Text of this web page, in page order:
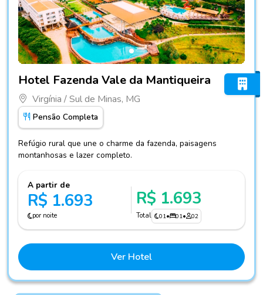
Hotel Fazenda Vale da Mantiqueira
Virgínia / Sul de Minas, MG
Pensão Completa
Refúgio rural que une o charme da fazenda, paisagens
montanhosas e lazer completo.
A partir de
R$ 1.693
por noite
R$ 1.693
Total 01• 01• 02
Ver Hotel